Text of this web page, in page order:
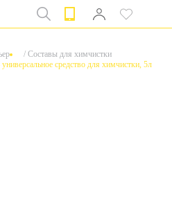
/ Составы для химчистки
средство для химчистки, 5л